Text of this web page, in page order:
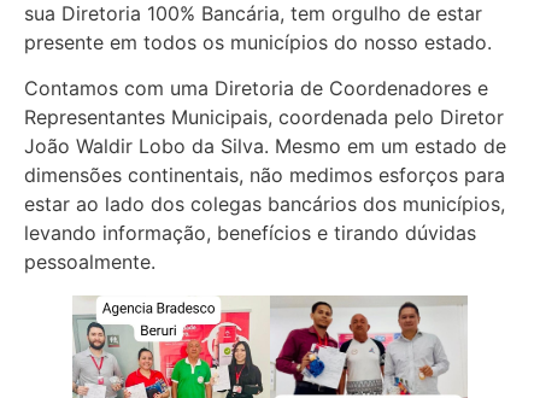
sua Diretoria 100% Bancária, tem orgulho de estar
presente em todos os municípios do nosso estado.
Contamos com uma Diretoria de Coordenadores e
Representantes Municipais, coordenada pelo Diretor
João Waldir Lobo da Silva. Mesmo em um estado de
dimensões continentais, não medimos esforços para
estar ao lado dos colegas bancários dos municípios,
levando informação, benefícios e tirando dúvidas
pessoalmente.